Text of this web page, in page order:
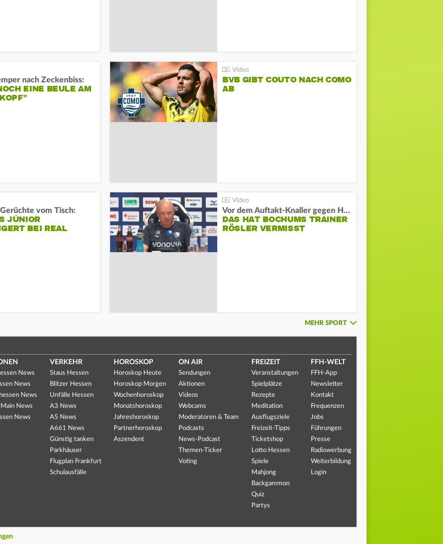
nach Zeckenbiss:
EINE BEULE AM
BVB GIBT COUTO NACH COMO
AB
vom Tisch:
JÚNIOR
BEI REAL
Vor dem Auftakt-Knaller gegen Hertha:
DAS HAT BOCHUMS TRAINER
RÖSLER VERMISST
MEHR SPORT
News
News
News
Main News
News
VERKEHR
Staus Hessen
Blitzer Hessen
Unfälle Hessen
A3 News
A5 News
A661 News
Günstig tanken
Parkhäuser
Flugplan Frankfurt
Schulausfälle
HOROSKOP
Horoskop Heute
Horoskop Morgen
Wochenhoroskop
Monatshoroskop
Jahreshoroskop
Partnerhoroskop
Aszendent
ON AIR
Sendungen
Aktionen
Videos
Webcams
Moderatoren & Team
Podcasts
News-Podcast
Themen-Ticker
Voting
FREIZEIT
Veranstaltungen
Spielplätze
Rezepte
Meditation
Ausflugsziele
Freizeit-Tipps
Ticketshop
Lotto Hessen
Spiele
Mahjong
Backgammon
Quiz
Partys
FFH-WELT
FFH-App
Newsletter
Kontakt
Frequenzen
Jobs
Führungen
Presse
Radiowerbung
Weiterbildung
Login